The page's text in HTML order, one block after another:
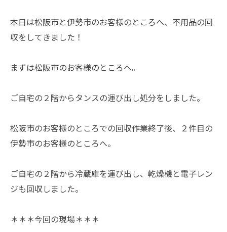
本日は松阪市と伊勢市のお客様のところへ、不用品の回
収をしてきました！
まずは松阪市のお客様のところへ。
ご自宅の２階からタンスの運び出し処分をしました。
松阪市のお客様のところでの回収作業終了後、２件目の
伊勢市のお客様のところへ。
ご自宅の２階から冷蔵庫を運び出し、乾燥機と電子レン
ジも回収しました。
＊＊＊今回の現場＊＊＊